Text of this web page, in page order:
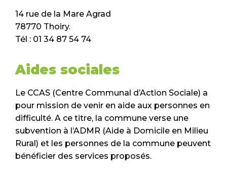
14 rue de la Mare Agrad
78770 Thoiry.
Tél : 01 34 87 54 74
Aides sociales
Le CCAS (Centre Communal d’Action Sociale) a
pour mission de venir en aide aux personnes en
difficulté. A ce titre, la commune verse une
subvention à l’ADMR (Aide à Domicile en Milieu
Rural) et les personnes de la commune peuvent
bénéficier des services proposés.